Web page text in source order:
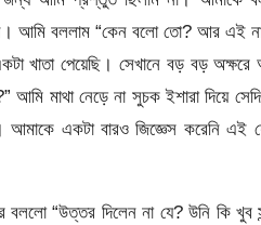
আমি বললাম “কেন বলো তো? আর এই
খাতা পেয়েছি। সেখানে বড় বড়
মাথা নেড়ে না সুচক ইশারা দিয়ে
আমাকে একটা বারও জিজ্ঞেস করেনি
বললো “উত্তর দিলেন না যে? উনি কি